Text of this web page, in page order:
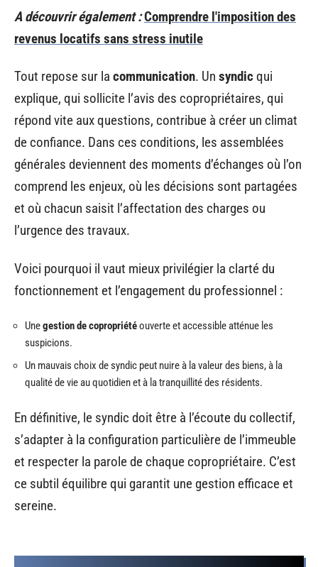
A découvrir également :Comprendre l'imposition des
revenus locatifs sans stress inutile
Tout repose sur la communication. Un syndicqui
explique, qui sollicite l’avis des copropriétaires, qui
répond vite aux questions, contribue à créer un climat
de confiance. Dans ces conditions, les assemblées
générales deviennent des moments d’échanges où l’on
comprend les enjeux, où les décisions sont partagées
et où chacun saisit l’affectation des charges ou
l’urgence des travaux.
Voici pourquoi il vaut mieux privilégier la clarté du
fonctionnement et l’engagement du professionnel :
Unegestion de copropriétéouverte et accessible atténue les
suspicions.
Un mauvais choix de syndic peut nuire à la valeur des biens, à la
qualité de vie au quotidien et à la tranquillité des résidents.
En définitive, le syndic doit être à l’écoute du collectif,
s’adapter à la configuration particulière de l’immeuble
et respecter la parole de chaque copropriétaire. C’est
ce subtil équilibre qui garantit une gestion efficace et
sereine.